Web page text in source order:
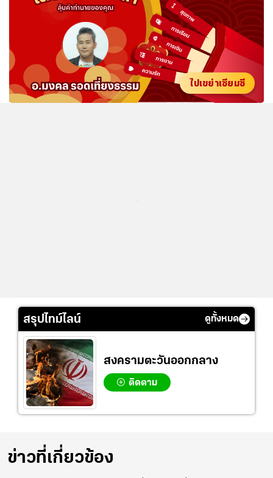
ไปเขย่าเซียมซี
สรุปไทม์ไลน์ ดูทั้งหมด
สงครามตะวันออกกลาง
ติดตาม
ข่าวที่เกี่ยวข้อง